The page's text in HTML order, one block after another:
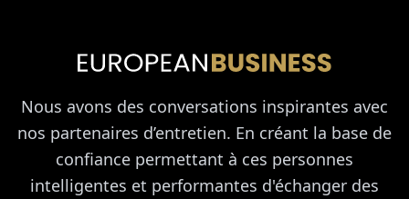
Nous avons des conversations inspirantes avec
nos partenaires d’entretien. En créant la base de
confiance permettant à ces personnes
intelligentes et performantes d'échanger des